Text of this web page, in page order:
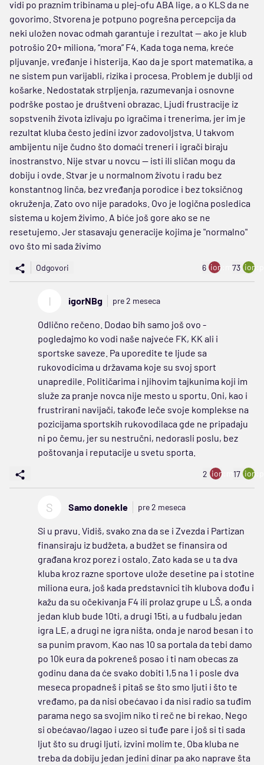
vidi po praznim tribinama u plej-ofu ABA lige, a o KLS da ne
govorimo. Stvorena je potpuno pogrešna percepcija da
neki uložen novac odmah garantuje i rezultat — ako je klub
potrošio 20+ miliona, “mora” F4. Kada toga nema, kreće
pljuvanje, vređanje i histerija. Kao da je sport matematika, a
ne sistem pun varijabli, rizika i procesa. Problem je dublji od
košarke. Nedostatak strpljenja, razumevanja i osnovne
podrške postao je društveni obrazac. Ljudi frustracije iz
sopstvenih života izlivaju po igračima i trenerima, jer im je
rezultat kluba često jedini izvor zadovoljstva. U takvom
ambijentu nije čudno što domaći treneri i igrači biraju
inostranstvo. Nije stvar u novcu — isti ili sličan mogu da
dobiju i ovde. Stvar je u normalnom životu i radu bez
konstantnog linča, bez vređanja porodice i bez toksičnog
okruženja. Zato ovo nije paradoks. Ovo je logična posledica
sistema u kojem živimo. A biće još gore ako se ne
resetujemo. Jer stasavaju generacije kojima je "normalno"
ovo što mi sada živimo
Odgovori 6 ion:minus
73
I igorNBg pre 2 meseca
Odlično rečeno. Dodao bih samo još ovo -
pogledajmo ko vodi naše najveće FK, KK ali i
sportske saveze. Pa uporedite te ljude sa
rukovodicima u državama koje su svoj sport
unapredile. Političarima i njihovim tajkunima koji im
služe za pranje novca nije mesto u sportu. Oni, kao i
frustrirani navijači, takođe leče svoje komplekse na
pozicijama sportskih rukovodilaca gde ne pripadaju
ni po čemu, jer su nestručni, nedorasli poslu, bez
poštovanja i reputacije u svetu sporta.
2 ion:minus
17
S Samo donekle pre 2 meseca
Si u pravu. Vidiš, svako zna da se i Zvezda i Partizan
finansiraju iz budžeta, a budžet se finansira od
građana kroz porez i ostalo. Zato kada se u ta dva
kluba kroz razne sportove ulože desetine pa i stotine
miliona eura, još kada predstavnici tih klubova dođu i
kažu da su očekivanja F4 ili prolaz grupe u LŠ, a onda
jedan klub bude 10ti, a drugi 15ti, a u fudbalu jedan
igra LE, a drugi ne igra ništa, onda je narod besan i to
sa punim pravom. Kao nas 10 sa portala da tebi damo
po 10k eura da pokreneš posao i ti nam obecas za
godinu dana da će svako dobiti 1,5 na 1 i posle dva
meseca propadneš i pitaš se što smo ljuti i što te
vređamo, pa da nisi obećavao i da nisi radio sa tuđim
parama nego sa svojim niko ti reč ne bi rekao. Nego
si obećavao/lagao i uzeo si tuđe pare i još si ti sada
ljut što su drugi ljuti, izvini molim te. Oba kluba ne
treba da dobiju jedan jedini dinar pa ako naprave šta